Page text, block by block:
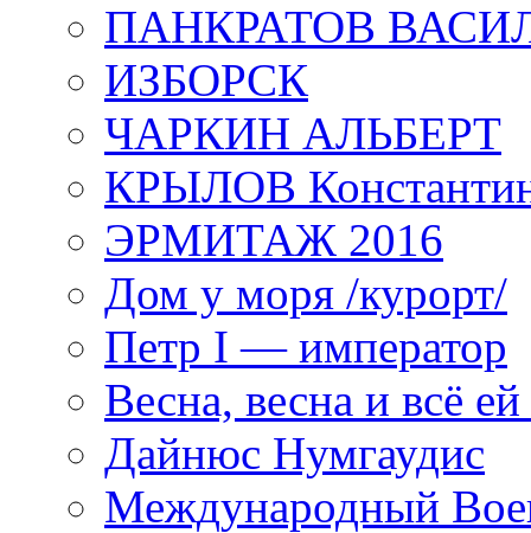
ПАНКРАТОВ
ИЗБОРСК
ЧАРКИН АЛЬБЕРТ
КРЫЛОВ
ЭРМИТАЖ 2016
Дом у моря /курорт/
Петр I — император
Весна, весна и всё
Дайнюс Нумгаудис
Международный